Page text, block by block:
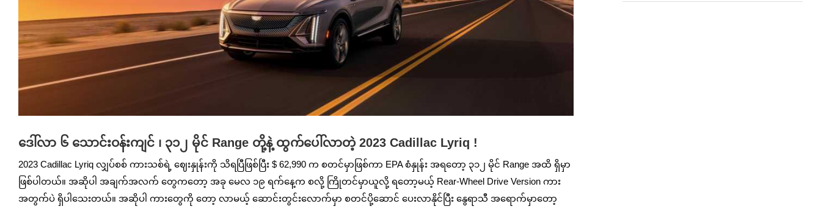
ဒေါ်လာ ၆ သောင်းဝန်းကျင် ၊ ၃၁၂ မိုင် Range တို့နဲ့ ထွက်ပေါ်လာတဲ့ 2023 Cadillac Lyriq !
2023 Cadillac Lyriq လျှပ်စစ် ကားသစ်ရဲ့ ဈေးနှုန်းကို သိရပြီဖြစ်ပြီး $ 62,990 က စတင်မှာဖြစ်ကာ EPA စံနှုန်း အရတော့ ၃၁၂ မိုင် Range အထိ ရှိမှာ
ဖြစ်ပါတယ်။ အဆိုပါ အချက်အလက် တွေကတော့ အခု မေလ ၁၉ ရက်နေ့က စလို့ ကြိုတင်မှာယူလို့ ရတော့မယ့် Rear-Wheel Drive Version ကား
အတွက်ပဲ ရှိပါသေးတယ်။ အဆိုပါ ကားတွေကို တော့ လာမယ့် ဆောင်းတွင်းလောက်မှာ စတင်ပို့ဆောင် ပေးလာနိုင်ပြီး နွေရာသီ အရောက်မှာတော့